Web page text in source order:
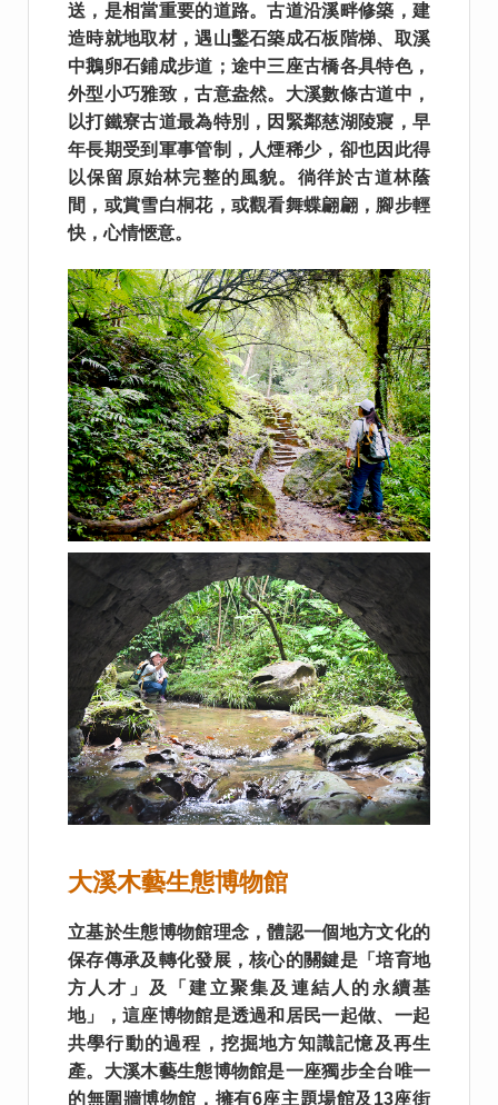
送，是相當重要的道路。古道沿溪畔修築，建
造時就地取材，遇山鑿石築成石板階梯、取溪
中鵝卵石鋪成步道；途中三座古橋各具特色，
外型小巧雅致，古意盎然。大溪數條古道中，
以打鐵寮古道最為特別，因緊鄰慈湖陵寢，早
年長期受到軍事管制，人煙稀少，卻也因此得
以保留原始林完整的風貌。徜徉於古道林蔭
間，或賞雪白桐花，或觀看舞蝶翩翩，腳步輕
快，心情愜意。
大溪木藝生態博物館
立基於生態博物館理念，體認一個地方文化的
保存傳承及轉化發展，核心的關鍵是「培育地
方人才」及「建立聚集及連結人的永續基
地」，這座博物館是透過和居民一起做、一起
共學行動的過程，挖掘地方知識記憶及再生
產。大溪木藝生態博物館是一座獨步全台唯一
的無圍牆博物館，擁有6座主題場館及13座街